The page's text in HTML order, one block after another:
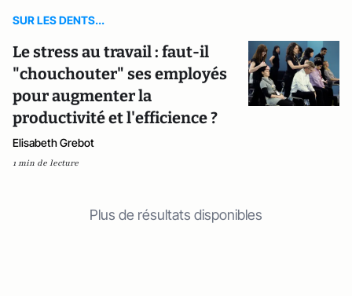
SUR LES DENTS...
Le stress au travail : faut-il
"chouchouter" ses employés
pour augmenter la
productivité et l'efficience ?
Elisabeth Grebot
1 min de lecture
Plus de résultats disponibles